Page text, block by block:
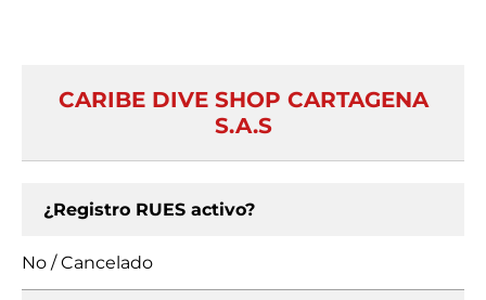
CARIBE DIVE SHOP CARTAGENA
S.A.S
¿Registro RUES activo?
No / Cancelado